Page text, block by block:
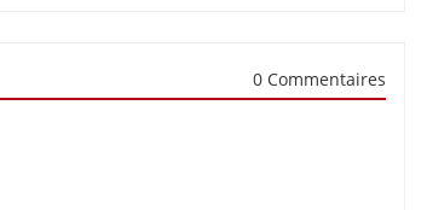
0 Commentaires